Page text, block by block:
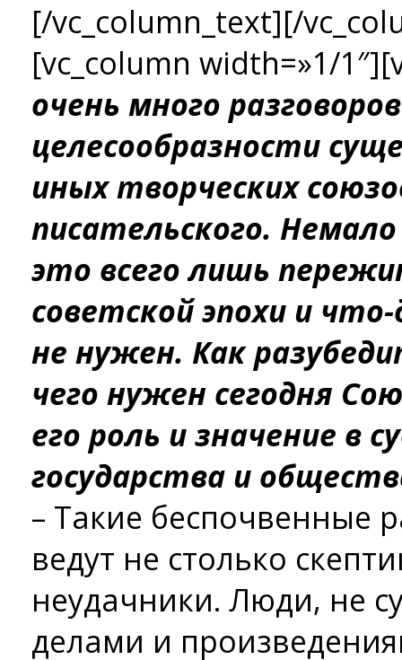
[/vc_column_text][/
[vc_column width=»1/
очень много
целесообразности
иных творческих
писательского.
это всего лишь
советской эпохи и
не нужен. Как
чего нужен сегодня
его роль и значение в
государства и
– Такие беспочвенные
ведут не столько
неудачники. Люди, не
делами и